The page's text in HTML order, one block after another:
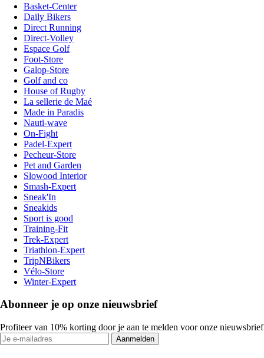
Basket-Center
Daily Bikers
Direct Running
Direct-Volley
Espace Golf
Foot-Store
Galop-Store
Golf and co
House of Rugby
La sellerie de Maé
Made in Paradis
Nauti-wave
On-Fight
Padel-Expert
Pecheur-Store
Pet and Garden
Slowood Interior
Smash-Expert
Sneak'In
Sneakids
Sport is good
Training-Fit
Trek-Expert
Triathlon-Expert
TripNBikers
Vélo-Store
Winter-Expert
Abonneer je op onze nieuwsbrief
Profiteer van 10% korting door je aan te melden voor onze nieuwsbrief
Aanmelden